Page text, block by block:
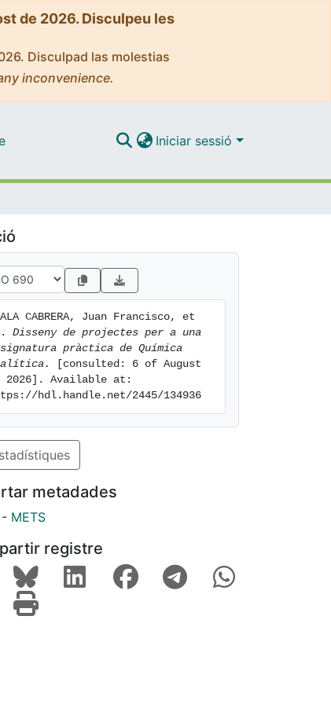
de 2026. Disculpeu les
Disculpad las molestias
inconvenience.
Iniciar sessió
CABRERA, Juan Francisco, et
Disseny de projectes per a una
pràctica de Química
[consulted: 6 of August
2026]. Available at:
hdl.handle.net/2445/134936
metadades
- METS
registre